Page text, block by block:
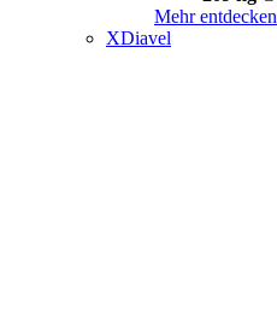
Mehr entdecken
XDiavel